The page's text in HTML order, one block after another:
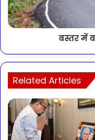
बस्तर में
Related Articles